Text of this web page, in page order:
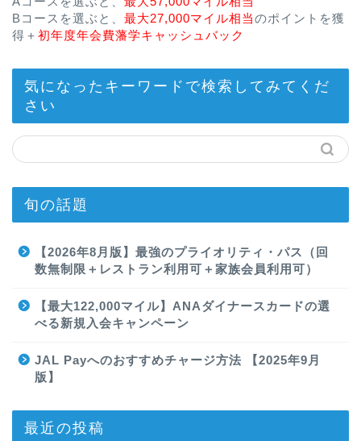
Bコースを選ぶと、 最大27,000マイル相当のポイントを獲
得＋ 初年度年会費藩学キャッシュバック
気になったキーワードで検索してみてくだ
さい
旬の話題
【2026年8月版】最強のプライオリティ・パス（回
数無制限＋レストラン利用可＋家族会員利用可）
【最大122,000マイル】ANAダイナースカードの選
べる新規入会キャンペーン
JAL Payへのおすすめチャージ方法 【2025年9月
版】
最近の投稿